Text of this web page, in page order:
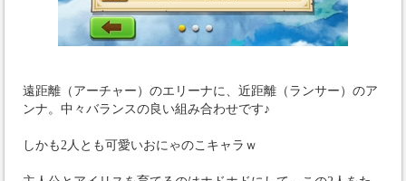
遠距離（アーチャー）のエリーナに、近距離（ランサー）のア
ンナ。中々バランスの良い組み合わせです♪
しかも2人とも可愛いおにゃのこキャラｗ